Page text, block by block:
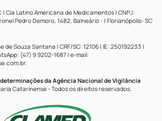
| Cia Latino Americana de Medicamentos | CNPJ:
Pedro Demoro, 1482, Balneário - | Florianópolis- SC
Souza Santana | CRF/SC: 12106 | IE: 250192233 |
(47) 9 9202-1687 | e-mail:
.
da Agência Nacional de Vigilância
Catarinense - Todos os direitos reservados.